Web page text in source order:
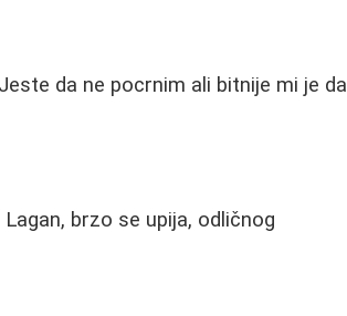
da ne pocrnim ali bitnije mi je da
brzo se upija, odličnog